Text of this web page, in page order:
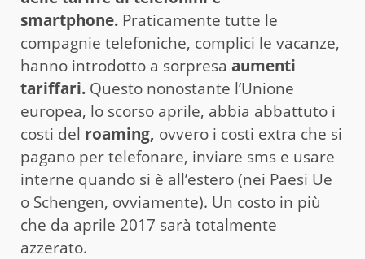
smartphone. Praticamente tutte le
compagnie telefoniche, complici le vacanze,
hanno introdotto a sorpresa aumenti
tariffari. Questo nonostante l’Unione
europea, lo scorso aprile, abbia abbattuto i
costi del roaming, ovvero i costi extra che si
pagano per telefonare, inviare sms e usare
interne quando si è all’estero (nei Paesi Ue
o Schengen, ovviamente). Un costo in più
che da aprile 2017 sarà totalmente
azzerato.